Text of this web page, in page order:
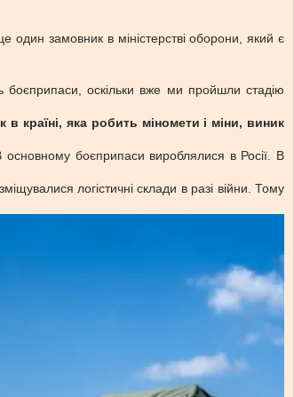
замовник в міністерстві оборони, який є
боєприпаси, оскільки вже ми пройшли стадію
яка робить міномети і міни, виник
боєприпаси вироблялися в Росії. В
логістичні склади в разі війни. Тому